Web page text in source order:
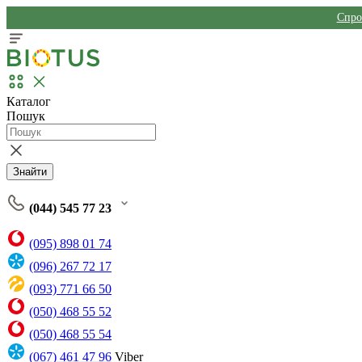
Каталог
Пошук
Знайти
(044) 545 77 23
(095) 898 01 74
(096) 267 72 17
(093) 771 66 50
(050) 468 55 52
(050) 468 55 54
(067) 461 47 96 Viber